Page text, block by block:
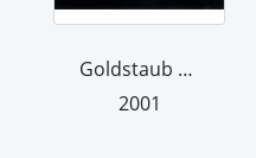
Goldstaub auf deinen Gliedern
2001